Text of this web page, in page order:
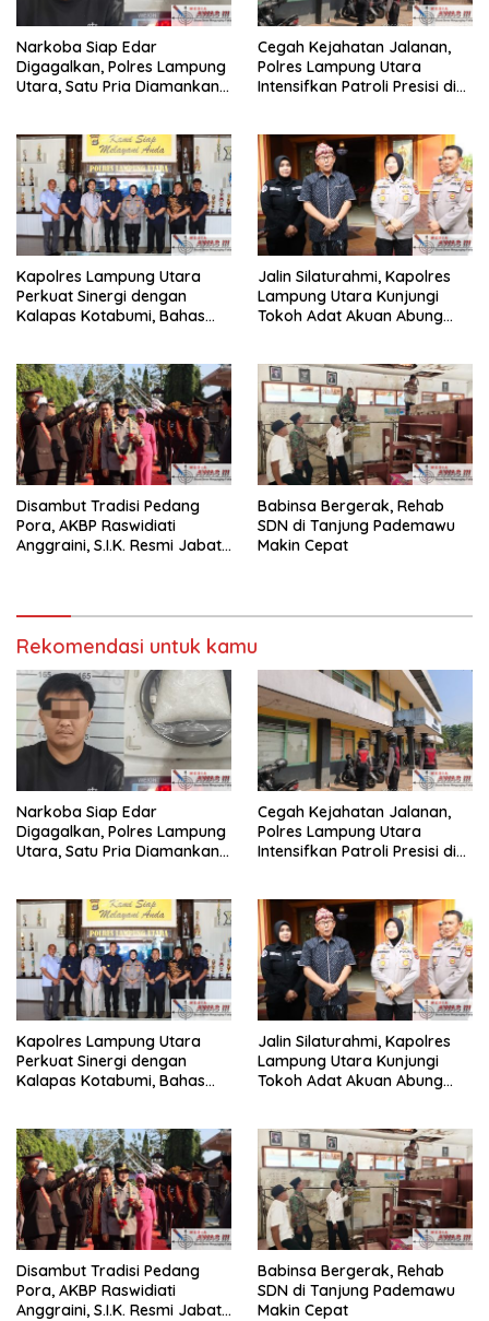
Narkoba Siap Edar
Digagalkan, Polres Lampung
Utara, Satu Pria Diamankan
Cegah Kejahatan Jalanan,
Polres Lampung Utara
Intensifkan Patroli Presisi di
Kapolres Lampung Utara
Perkuat Sinergi dengan
Kalapas Kotabumi, Bahas
Jalin Silaturahmi, Kapolres
Lampung Utara Kunjungi
Tokoh Adat Akuan Abung
Disambut Tradisi Pedang
Pora, AKBP Raswidiati
Anggraini, S.I.K. Resmi Jabat
Babinsa Bergerak, Rehab
SDN di Tanjung Pademawu
Makin Cepat
Rekomendasi untuk kamu
Narkoba Siap Edar
Digagalkan, Polres Lampung
Utara, Satu Pria Diamankan
Cegah Kejahatan Jalanan,
Polres Lampung Utara
Intensifkan Patroli Presisi di
Kapolres Lampung Utara
Perkuat Sinergi dengan
Kalapas Kotabumi, Bahas
Jalin Silaturahmi, Kapolres
Lampung Utara Kunjungi
Tokoh Adat Akuan Abung
Disambut Tradisi Pedang
Pora, AKBP Raswidiati
Anggraini, S.I.K. Resmi Jabat
Babinsa Bergerak, Rehab
SDN di Tanjung Pademawu
Makin Cepat